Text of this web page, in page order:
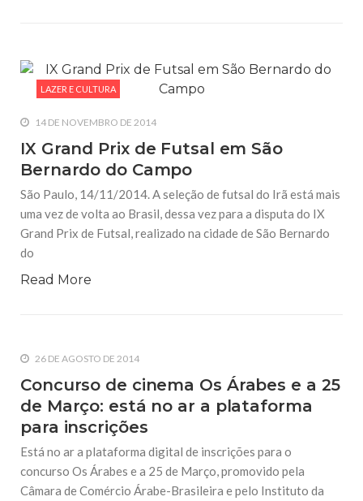
LAZER E CULTURA
14 DE NOVEMBRO DE 2014
IX Grand Prix de Futsal em São
Bernardo do Campo
São Paulo, 14/11/2014. A seleção de futsal do Irã está mais
uma vez de volta ao Brasil, dessa vez para a disputa do IX
Grand Prix de Futsal, realizado na cidade de São Bernardo
do
Read More
26 DE AGOSTO DE 2014
Concurso de cinema Os Árabes e a 25
de Março: está no ar a plataforma
para inscrições
Está no ar a plataforma digital de inscrições para o
concurso Os Árabes e a 25 de Março, promovido pela
Câmara de Comércio Árabe-Brasileira e pelo Instituto da